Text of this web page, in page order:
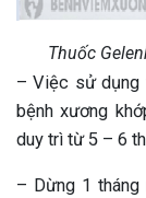
Thuốc
– Việc sử dụng
bệnh xương
duy trì từ 5 – 6
– Dừng 1